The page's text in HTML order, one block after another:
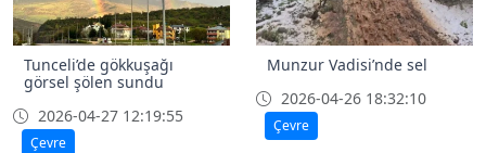
Tunceli’de gökkuşağı
görsel şölen sundu
2026-04-27 12:19:55
Çevre
Munzur Vadisi’nde sel
2026-04-26 18:32:10
Çevre